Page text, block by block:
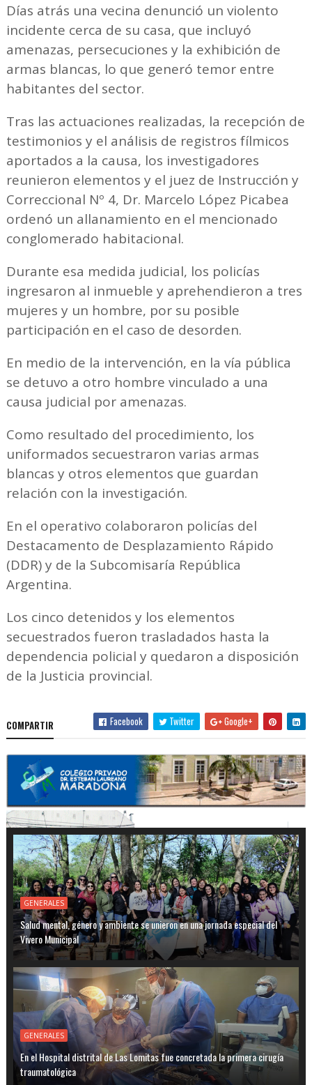
Días atrás una vecina denunció un violento
incidente cerca de su casa, que incluyó
amenazas, persecuciones y la exhibición de
armas blancas, lo que generó temor entre
habitantes del sector.
Tras las actuaciones realizadas, la recepción de
testimonios y el análisis de registros fílmicos
aportados a la causa, los investigadores
reunieron elementos y el juez de Instrucción y
Correccional Nº 4, Dr. Marcelo López Picabea
ordenó un allanamiento en el mencionado
conglomerado habitacional.
Durante esa medida judicial, los policías
ingresaron al inmueble y aprehendieron a tres
mujeres y un hombre, por su posible
participación en el caso de desorden.
En medio de la intervención, en la vía pública
se detuvo a otro hombre vinculado a una
causa judicial por amenazas.
Como resultado del procedimiento, los
uniformados secuestraron varias armas
blancas y otros elementos que guardan
relación con la investigación.
En el operativo colaboraron policías del
Destacamento de Desplazamiento Rápido
(DDR) y de la Subcomisaría República
Argentina.
Los cinco detenidos y los elementos
secuestrados fueron trasladados hasta la
dependencia policial y quedaron a disposición
de la Justicia provincial.
COMPARTIR Facebook Twitter Google+
GENERALES
Salud mental, género y ambiente se unieron en una jornada especial del
Vivero Municipal
GENERALES
En el Hospital distrital de Las Lomitas fue concretada la primera cirugía
traumatológica